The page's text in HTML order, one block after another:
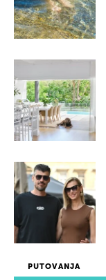
PUTOVANJA